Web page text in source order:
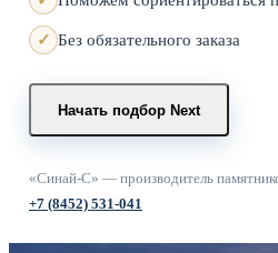
Без обязательного заказа
Начать подбор Next
«Синай-С» — производитель
+7 (8452) 531-041